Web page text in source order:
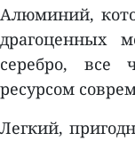
Алюминий,
драгоценных
серебро, все
ресурсом
Легкий,